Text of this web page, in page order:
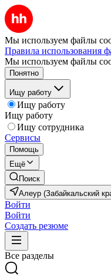
Мы используем файлы
Правила использования
Мы используем файлы
Понятно
Ищу работу
Ищу работу
Ищу работу
Ищу сотрудника
Сервисы
Помощь
Ещё
Поиск
Алеур (Забайкальский
Войти
Войти
Создать резюме
Все разделы